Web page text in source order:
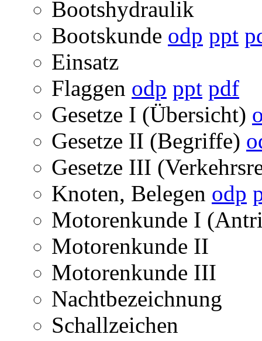
Bootshydraulik
Bootskunde odp ppt
Einsatz
Flaggen odp ppt pdf
Gesetze I (Übersicht)
Gesetze II (Begriffe)
Gesetze III
Knoten, Belegen odp
Motorenkunde I
Motorenkunde II
Motorenkunde III
Nachtbezeichnung
Schallzeichen